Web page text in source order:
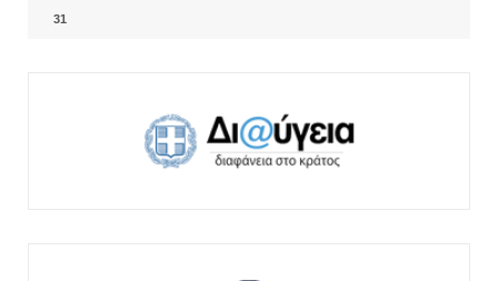
31